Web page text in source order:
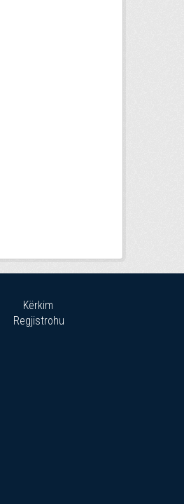
Kërkim
Regjistrohu